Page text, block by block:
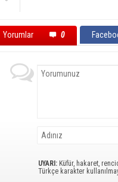
Yorumlar 0
UYARI: Küfür, hakaret,
Türkçe karakter